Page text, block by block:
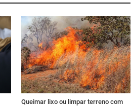
Queimar lixo ou limpar terreno com